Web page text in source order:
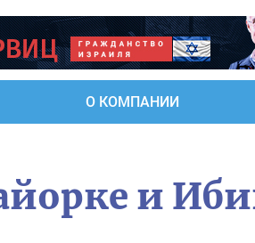
О КОМПАНИИ
и